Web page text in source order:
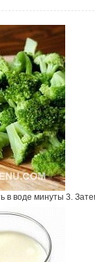
в воде минуты 3.